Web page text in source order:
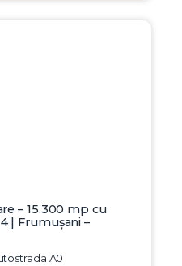
– 15.300 mp cu
| Frumușani –
A0